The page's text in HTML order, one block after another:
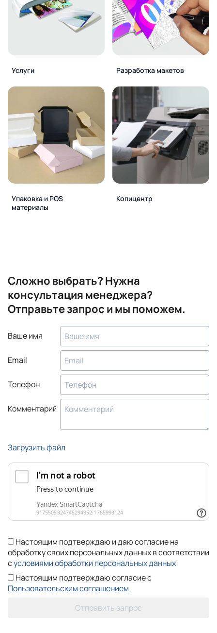
Услуги Разработка макетов
Упаковка и POS
материалы
Копицентр
Сложно выбрать? Нужна
консультация менеджера?
Отправьте запрос и мы поможем.
Ваше имя
Email
Телефон
Комментарий
Загрузить файл
Настоящим подтверждаю и даю согласие на
обработку своих персональных данных в соответствии
сусловиями обработки персональных данных
Настоящим подтверждаю согласие с
Пользовательским соглашением
Отправить запрос